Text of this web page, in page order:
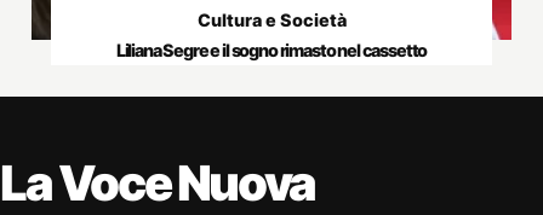
Cultura e Società
Liliana Segre e il sogno rimasto nel cassetto
La Voce Nuova